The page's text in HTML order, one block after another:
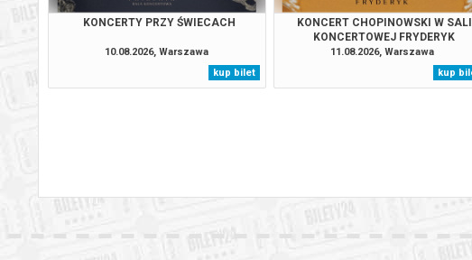
Warszawa 14.09.2026 , g.
Warszawa 15.09.2026 , g. 21:00
Warszawa 18.09.2026 , g.
Warszawa 19.09.2026 , g.
KONCERTY PRZY ŚWIECACH
10.08.2026, Warszawa
kup bilet
KONCERT CHOPINOWSKI W SALI
KONCERTOWEJ FRYDERYK
11.08.2026, Warszawa
kup